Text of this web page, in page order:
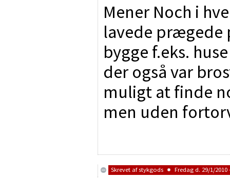
Mener Noch i
lavede prægede
bygge f.eks.
der også var
muligt at finde
men uden
Skrevet afstykgods Fredag d. 29/1/2010